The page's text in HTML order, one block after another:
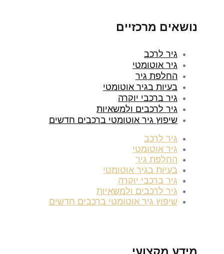
נושאים מרכזיים
גיר לרכב
גיר אוטומטי
החלפת גיר
בעיות בגיר אוטומטי
גיר ברכבי יוקרה
גיר לרכבים ולמשאיות
שיפוץ גיר אוטומטי ברכבים חדשים
גיר לרכב
גיר אוטומטי
החלפת גיר
בעיות בגיר אוטומטי
גיר ברכבי יוקרה
גיר לרכבים ולמשאיות
שיפוץ גיר אוטומטי ברכבים חדשים